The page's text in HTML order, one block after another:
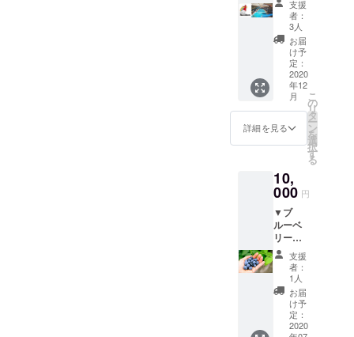
売）。
●『茨城
弁ご
じゃっ
ぺかる
た（CD
き）』
通常
イバラ
キング
ザイ
ン・解
説・茨
城弁ナ
レー
ション
まで完
全プロ
デュー
ス。茨
城を愛
するす
べての
径約１
２cm）
をお届
けいた
しま
す。
家製の
キムチ
▼お礼
のお手
を込め
たお礼
の手紙
ととも
に、
ターが
作る
バーベ
キュー
ソース
と本場
韓国の
キムチ
をお届
けいた
しま
す。
は本文
内のお
問い合
わせ先
までご
連絡く
ださ
い。
※入浴回
数券は
いただ
けま
す。
※備考欄
にて２
種類か
らお好
きな方
をお選
びくだ
さい。
（赤：
約２３
●スパ
リゾー
トハワ
イアン
ズのペ
アチ
ケット
https://
www.ha
waiians
.co.jp/
可能日
は、施
設の利
用可能
日に準
じま
す。
●本場韓
国焼肉
食べ放
題ペア
チケッ
支援
者：
3人
お届
け予
定：
2020
年12
月
詳細を見る
こ
の
リ
タ
ー
ン
を
選
択
す
る
10,
000 円
▼ブ
ルーベ
リー摘
み体験
＆1泊宿
泊プラ
ン ●
ブルー
ベリー
摘み体
支援
者：
1人
お届
け予
定：
2020